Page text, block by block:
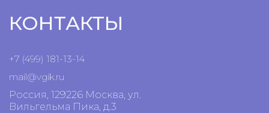
КОНТАКТЫ
+7 (499) 181-13-14
mail@vgik. ru
Россия, 129226 Москва, ул.
Вильгельма Пика, д.3